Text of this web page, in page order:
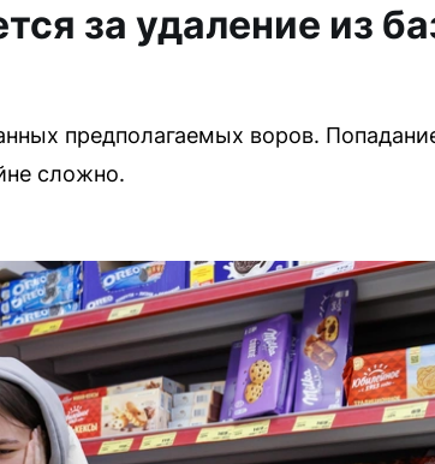
за удаление из
предполагаемых воров.
сложно.